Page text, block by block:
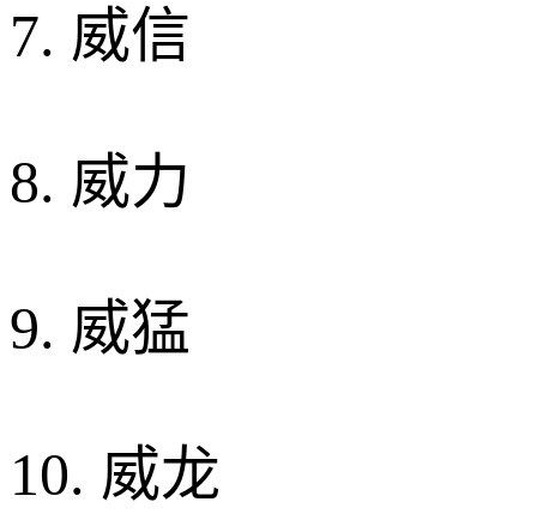
7. 威信
8. 威力
9. 威猛
10. 威龙